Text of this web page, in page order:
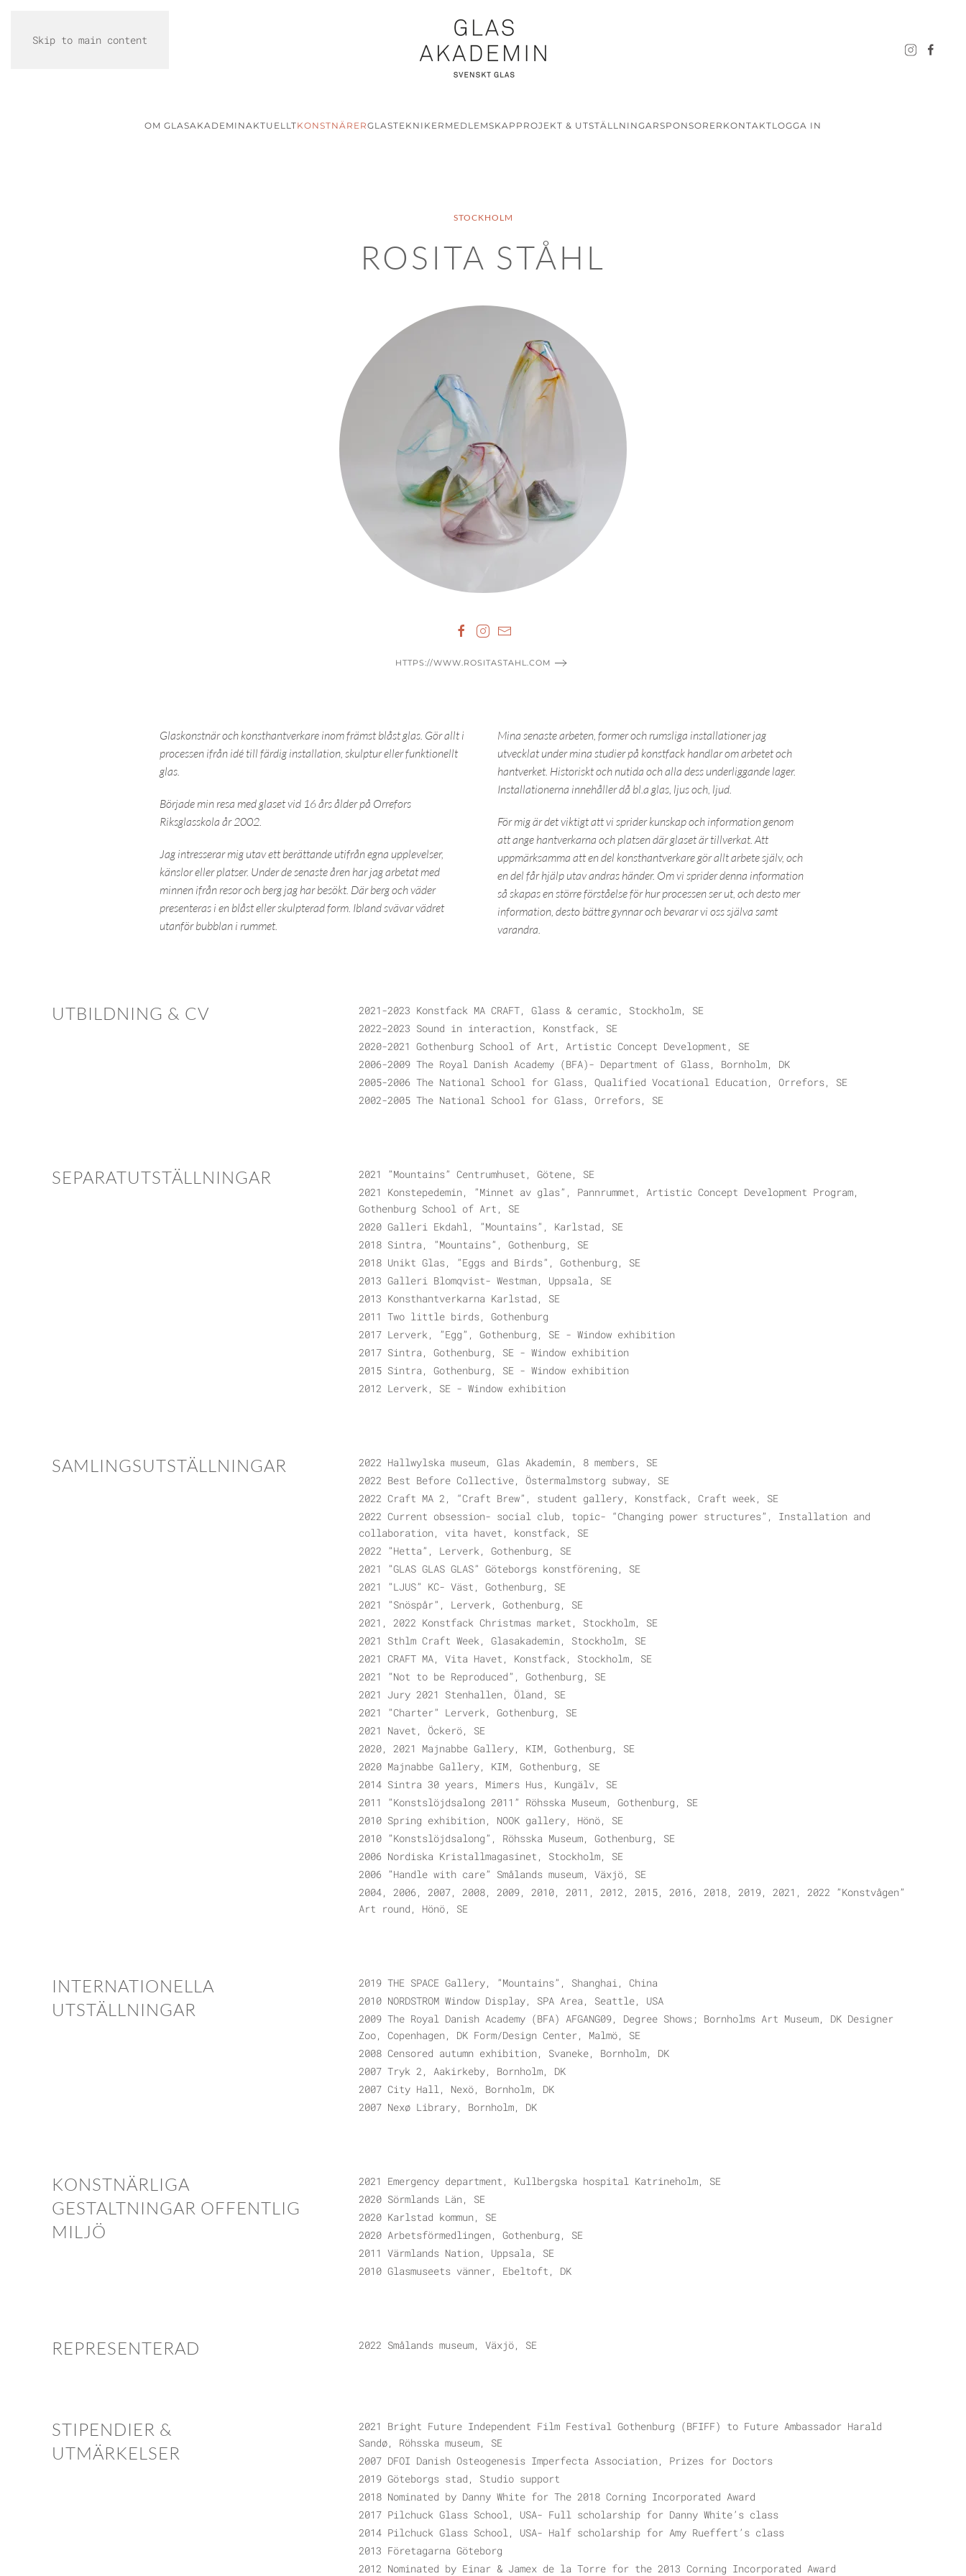
Skip to main content
OM GLASAKADEMINAKTUELLTKONSTNÄRERGLASTEKNIKER MEDLEMSKAP PROJEKT & UTSTÄLLNINGARSPONSORER KONTAKTLOGGA IN
STOCKHOLM
ROSITA STÅHL
HTTPS://WWW.ROSITASTAHL.COM
Glaskonstnär och konsthantverkare inom främst blåst glas. Gör allt i
processen ifrån idé till färdig installation, skulptur eller funktionellt
glas.
Började min resa med glaset vid 16 års ålder på Orrefors
Riksglasskola år 2002.
Jag intresserar mig utav ett berättande utifrån egna upplevelser,
känslor eller platser. Under de senaste åren har jag arbetat med
minnen ifrån resor och berg jag har besökt. Där berg och väder
presenteras i en blåst eller skulpterad form. Ibland svävar vädret
utanför bubblan i rummet.
Mina senaste arbeten, former och rumsliga installationer jag
utvecklat under mina studier på konstfack handlar om arbetet och
hantverket. Historiskt och nutida och alla dess underliggande lager.
Installationerna innehåller då bl.a glas, ljus och, ljud.
För mig är det viktigt att vi sprider kunskap och information genom
att ange hantverkarna och platsen där glaset är tillverkat. Att
uppmärksamma att en del konsthantverkare gör allt arbete själv, och
en del får hjälp utav andras händer. Om vi sprider denna information
så skapas en större förståelse för hur processen ser ut, och desto mer
information, desto bättre gynnar och bevarar vi oss själva samt
varandra.
UTBILDNING & CV
2021-2023 Konstfack MA CRAFT, Glass & ceramic, Stockholm, SE
2022-2023 Sound in interaction, Konstfack, SE
2020-2021 Gothenburg School of Art, Artistic Concept Development, SE
2006-2009 The Royal Danish Academy (BFA)- Department of Glass, Bornholm, DK
2005-2006 The National School for Glass, Qualified Vocational Education, Orrefors, SE
2002-2005 The National School for Glass, Orrefors, SE
SEPARATUTSTÄLLNINGAR
2021 ”Mountains” Centrumhuset, Götene, SE
2021 Konstepedemin, ”Minnet av glas”, Pannrummet, Artistic Concept Development Program,
Gothenburg School of Art, SE
2020 Galleri Ekdahl, ”Mountains”, Karlstad, SE
2018 Sintra, ”Mountains”, Gothenburg, SE
2018 Unikt Glas, ”Eggs and Birds”, Gothenburg, SE
2013 Galleri Blomqvist- Westman, Uppsala, SE
2013 Konsthantverkarna Karlstad, SE
2011 Two little birds, Gothenburg
2017 Lerverk, ”Egg”, Gothenburg, SE - Window exhibition
2017 Sintra, Gothenburg, SE - Window exhibition
2015 Sintra, Gothenburg, SE - Window exhibition
2012 Lerverk, SE - Window exhibition
SAMLINGSUTSTÄLLNINGAR
2022 Hallwylska museum, Glas Akademin, 8 members, SE
2022 Best Before Collective, Östermalmstorg subway, SE
2022 Craft MA 2, “Craft Brew”, student gallery, Konstfack, Craft week, SE
2022 Current obsession- social club, topic- “Changing power structures”, Installation and
collaboration, vita havet, konstfack, SE
2022 ”Hetta”, Lerverk, Gothenburg, SE
2021 ”GLAS GLAS GLAS” Göteborgs konstförening, SE
2021 ”LJUS” KC- Väst, Gothenburg, SE
2021 ”Snöspår”, Lerverk, Gothenburg, SE
2021, 2022 Konstfack Christmas market, Stockholm, SE
2021 Sthlm Craft Week, Glasakademin, Stockholm, SE
2021 CRAFT MA, Vita Havet, Konstfack, Stockholm, SE
2021 ”Not to be Reproduced”, Gothenburg, SE
2021 Jury 2021 Stenhallen, Öland, SE
2021 ”Charter” Lerverk, Gothenburg, SE
2021 Navet, Öckerö, SE
2020, 2021 Majnabbe Gallery, KIM, Gothenburg, SE
2020 Majnabbe Gallery, KIM, Gothenburg, SE
2014 Sintra 30 years, Mimers Hus, Kungälv, SE
2011 ”Konstslöjdsalong 2011” Röhsska Museum, Gothenburg, SE
2010 Spring exhibition, NOOK gallery, Hönö, SE
2010 ”Konstslöjdsalong”, Röhsska Museum, Gothenburg, SE
2006 Nordiska Kristallmagasinet, Stockholm, SE
2006 ”Handle with care” Smålands museum, Växjö, SE
2004, 2006, 2007, 2008, 2009, 2010, 2011, 2012, 2015, 2016, 2018, 2019, 2021, 2022 ”Konstvågen”
Art round, Hönö, SE
INTERNATIONELLA
UTSTÄLLNINGAR
2019 THE SPACE Gallery, ”Mountains”, Shanghai, China
2010 NORDSTROM Window Display, SPA Area, Seattle, USA
2009 The Royal Danish Academy (BFA) AFGANG09, Degree Shows; Bornholms Art Museum, DK Designer
Zoo, Copenhagen, DK Form/Design Center, Malmö, SE
2008 Censored autumn exhibition, Svaneke, Bornholm, DK
2007 Tryk 2, Aakirkeby, Bornholm, DK
2007 City Hall, Nexö, Bornholm, DK
2007 Nexø Library, Bornholm, DK
KONSTNÄRLIGA
GESTALTNINGAR OFFENTLIG
MILJÖ
2021 Emergency department, Kullbergska hospital Katrineholm, SE
2020 Sörmlands Län, SE
2020 Karlstad kommun, SE
2020 Arbetsförmedlingen, Gothenburg, SE
2011 Värmlands Nation, Uppsala, SE
2010 Glasmuseets vänner, Ebeltoft, DK
REPRESENTERAD 2022 Smålands museum, Växjö, SE
STIPENDIER &
UTMÄRKELSER
2021 Bright Future Independent Film Festival Gothenburg (BFIFF) to Future Ambassador Harald
Sandø, Röhsska museum, SE
2007 DFOI Danish Osteogenesis Imperfecta Association, Prizes for Doctors
2019 Göteborgs stad, Studio support
2018 Nominated by Danny White for The 2018 Corning Incorporated Award
2017 Pilchuck Glass School, USA- Full scholarship for Danny White’s class
2014 Pilchuck Glass School, USA- Half scholarship for Amy Rueffert’s class
2013 Företagarna Göteborg
2012 Nominated by Einar & Jamex de la Torre for the 2013 Corning Incorporated Award